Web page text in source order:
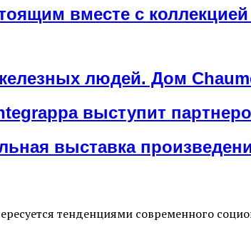
вместе с
людей. Дом
выступит
выставка
тенденциями современного